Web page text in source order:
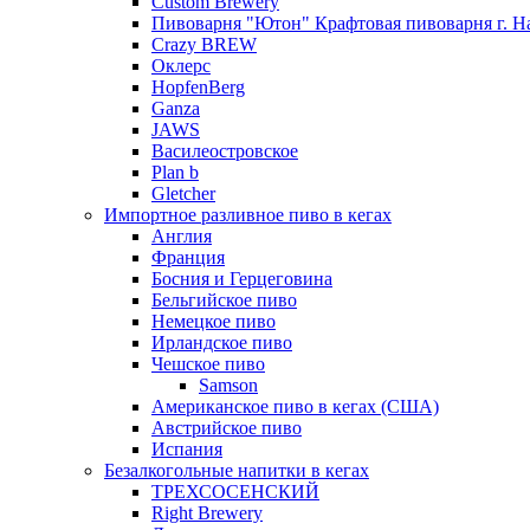
Пивоварня "Ютон" Крафтовая пивоварня г.
Crazy BREW
Оклерс
HopfenBerg
Ganza
JAWS
Василеостровское
Plan b
Gletcher
Импортное разливное пиво в кегах
Англия
Франция
Босния и Герцеговина
Бельгийское пиво
Немецкое пиво
Ирландское пиво
Чешское пиво
Samson
Американское пиво в кегах (США)
Австрийское пиво
Испания
Безалкогольные напитки в кегах
ТРЕХСОСЕНСКИЙ
Right Brewery